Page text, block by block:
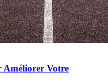
Améliorer Votre